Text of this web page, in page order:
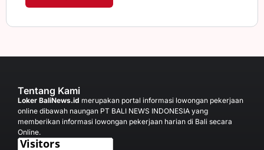
Tentang Kami
Loker BaliNews.id merupakan portal informasi lowongan pekerjaan
online dibawah naungan PT BALI NEWS INDONESIA yang
memberikan informasi lowongan pekerjaan harian di Bali secara
Online.